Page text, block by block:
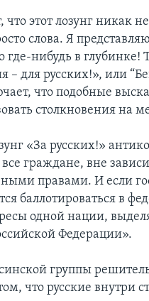
этот лозунг никак
слова. Я
где-нибудь в глубинке!
– для русских!», или
что подобные
столкновения на
«За русских!»
граждане, вне
правами. И если
баллотироваться в
одной нации,
Федерации».
группы
что русские внутри